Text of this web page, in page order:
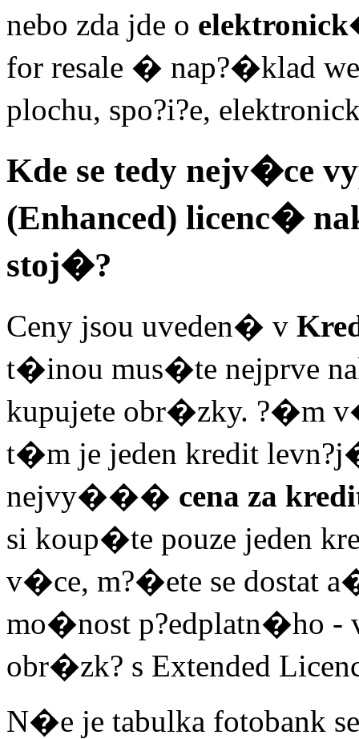
nebo zda jde o
for resale � nap?�klad
plochu, spo?i?e,
Kde se tedy nejv�ce
(Enhanced) licenc�
stoj�?
Ceny jsou uveden� v
t�inou mus�te nejprve
kupujete obr�zky. ?�m
t�m je jeden kredit
nejvy��� cena za
si koup�te pouze jeden
v�ce, m?�ete se dostat
mo�nost p?edplatn�ho
obr�zk? s Extended
N�e je tabulka fotobank